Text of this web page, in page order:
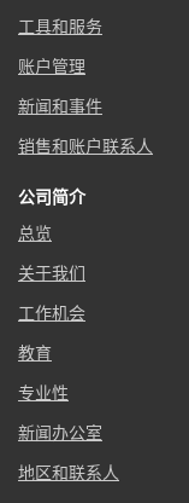
工具和服务
账户管理
新闻和事件
销售和账户联系人
公司简介
总览
关于我们
工作机会
教育
专业性
新闻办公室
地区和联系人